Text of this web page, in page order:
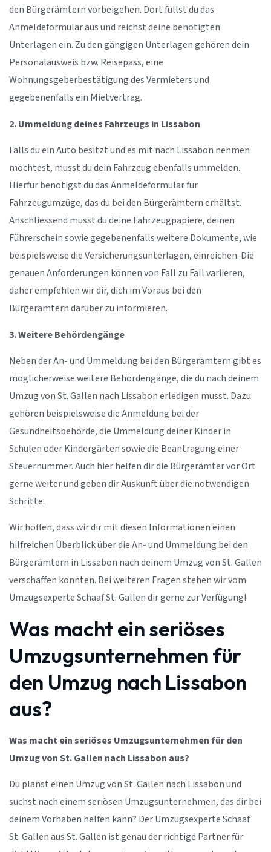
den Bürgerämtern vorbeigehen. Dort füllst du das
Anmeldeformular aus und reichst deine benötigten
Unterlagen ein. Zu den gängigen Unterlagen gehören dein
Personalausweis bzw. Reisepass, eine
Wohnungsgeberbestätigung des Vermieters und
gegebenenfalls ein Mietvertrag.
2. Ummeldung deines Fahrzeugs in Lissabon
Falls du ein Auto besitzt und es mit nach Lissabon nehmen
möchtest, musst du dein Fahrzeug ebenfalls ummelden.
Hierfür benötigst du das Anmeldeformular für
Fahrzeugumzüge, das du bei den Bürgerämtern erhältst.
Anschliessend musst du deine Fahrzeugpapiere, deinen
Führerschein sowie gegebenenfalls weitere Dokumente, wie
beispielsweise die Versicherungsunterlagen, einreichen. Die
genauen Anforderungen können von Fall zu Fall variieren,
daher empfehlen wir dir, dich im Voraus bei den
Bürgerämtern darüber zu informieren.
3. Weitere Behördengänge
Neben der An- und Ummeldung bei den Bürgerämtern gibt es
möglicherweise weitere Behördengänge, die du nach deinem
Umzug von St. Gallen nach Lissabon erledigen musst. Dazu
gehören beispielsweise die Anmeldung bei der
Gesundheitsbehörde, die Ummeldung deiner Kinder in
Schulen oder Kindergärten sowie die Beantragung einer
Steuernummer. Auch hier helfen dir die Bürgerämter vor Ort
gerne weiter und geben dir Auskunft über die notwendigen
Schritte.
Wir hoffen, dass wir dir mit diesen Informationen einen
hilfreichen Überblick über die An- und Ummeldung bei den
Bürgerämtern in Lissabon nach deinem Umzug von St. Gallen
verschaffen konnten. Bei weiteren Fragen stehen wir vom
Umzugsexperte Schaaf St. Gallen dir gerne zur Verfügung!
Was macht ein seriöses
Umzugsunternehmen für
den Umzug nach Lissabon
aus?
Was macht ein seriöses Umzugsunternehmen für den
Umzug von St. Gallen nach Lissabon aus?
Du planst einen Umzug von St. Gallen nach Lissabon und
suchst nach einem seriösen Umzugsunternehmen, das dir bei
deinem Vorhaben helfen kann? Der Umzugsexperte Schaaf
St. Gallen aus St. Gallen ist genau der richtige Partner für